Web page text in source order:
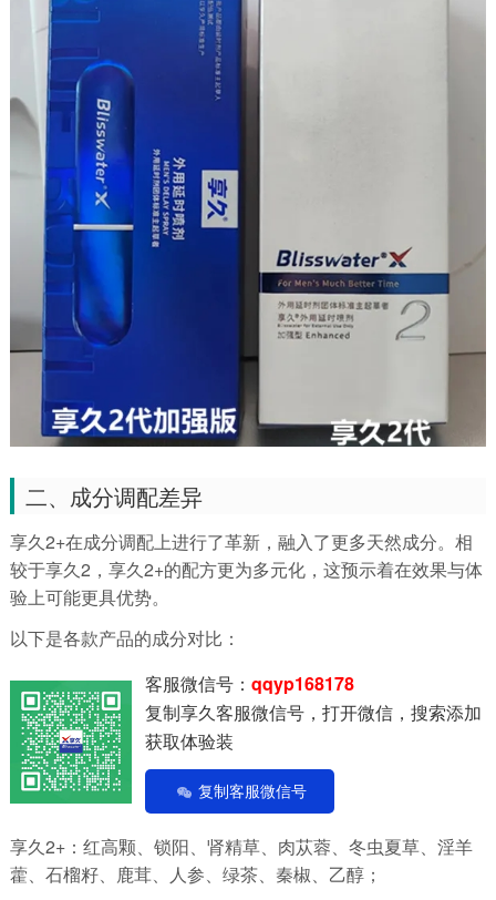
二、成分调配差异
享久2+在成分调配上进行了革新，融入了更多天然成分。相
较于享久2，享久2+的配方更为多元化，这预示着在效果与体
验上可能更具优势。
以下是各款产品的成分对比：
客服微信号： qqyp168178
复制享久客服微信号，打开微信，搜索添加
获取体验装
复制客服微信号
享久2+：红高颗、锁阳、肾精草、肉苁蓉、冬虫夏草、淫羊
藿、石榴籽、鹿茸、人参、绿茶、秦椒、乙醇；